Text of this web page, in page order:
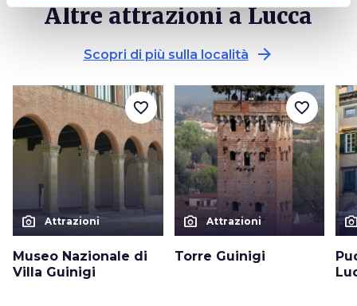
Altre attrazioni a Lucca
Scopri di più sulla località arrow_forward
photo_camera Attrazioni
Museo Nazionale di
Villa Guinigi
favorite_border
photo_camera Attrazioni
Torre Guinigi
favorite_border